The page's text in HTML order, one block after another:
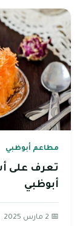
مطاعم أبوظبي
تعرف على
أبوظبي
📅 2 مارس 2025